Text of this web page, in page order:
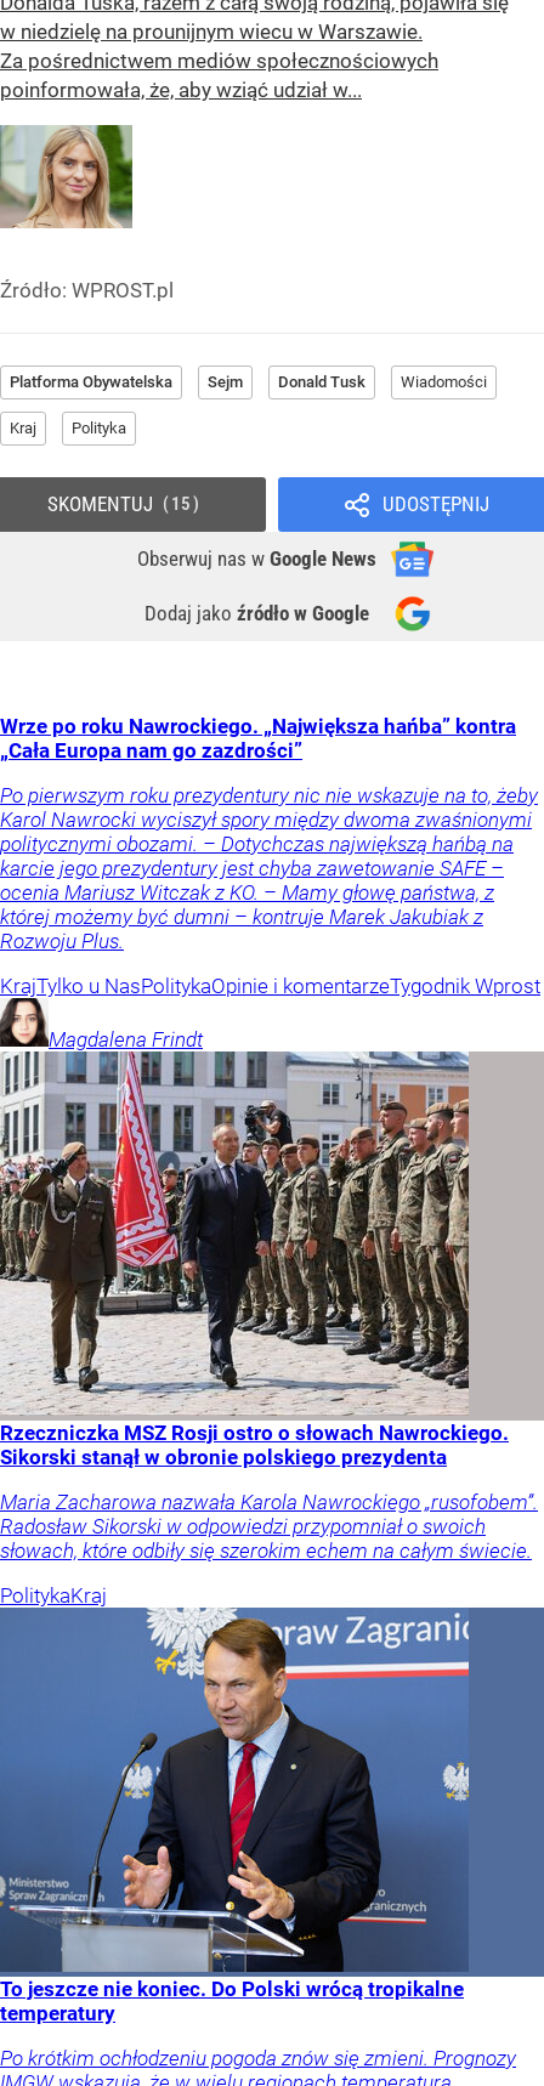
w niedzielę na prounijnym wiecu w Warszawie.
Za pośrednictwem mediów społecznościowych
poinformowała, że, aby wziąć udział w...
Źródło: WPROST.pl
Platforma Obywatelska Sejm Donald Tusk Wiadomości
Kraj Polityka
UDOSTĘPNIJ
Obserwuj nas w Google News
Dodaj jako źródło w Google
SKOMENTUJ 15
Wrze po roku Nawrockiego. „Największa hańba” kontra
„Cała Europa nam go zazdrości”
Po pierwszym roku prezydentury nic nie wskazuje na to, żeby
Karol Nawrocki wyciszył spory między dwoma zwaśnionymi
politycznymi obozami. – Dotychczas największą hańbą na
karcie jego prezydentury jest chyba zawetowanie SAFE –
ocenia Mariusz Witczak z KO. – Mamy głowę państwa, z
której możemy być dumni – kontruje Marek Jakubiak z
Rozwoju Plus.
KrajTylko u NasPolitykaOpinie i komentarzeTygodnik Wprost
Magdalena Frindt
Rzeczniczka MSZ Rosji ostro o słowach Nawrockiego.
Sikorski stanął w obronie polskiego prezydenta
Maria Zacharowa nazwała Karola Nawrockiego „rusofobem”.
Radosław Sikorski w odpowiedzi przypomniał o swoich
słowach, które odbiły się szerokim echem na całym świecie.
PolitykaKraj
To jeszcze nie koniec. Do Polski wrócą tropikalne
temperatury
Po krótkim ochłodzeniu pogoda znów się zmieni. Prognozy